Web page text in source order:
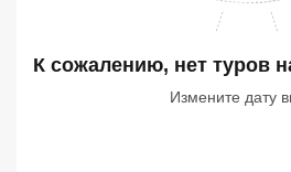
К сожалению, нет туров
Измените дату
Недорогие отели 4*